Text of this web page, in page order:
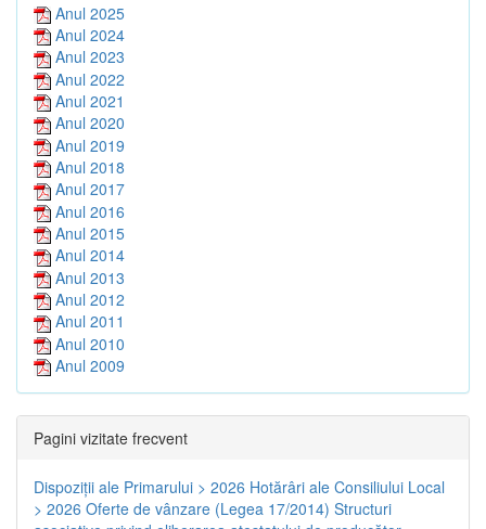
Anul 2025
Anul 2024
Anul 2023
Anul 2022
Anul 2021
Anul 2020
Anul 2019
Anul 2018
Anul 2017
Anul 2016
Anul 2015
Anul 2014
Anul 2013
Anul 2012
Anul 2011
Anul 2010
Anul 2009
Pagini vizitate frecvent
Dispoziţii ale Primarului > 2026 Hotărâri ale Consiliului Local
> 2026 Oferte de vânzare (Legea 17/2014) Structuri